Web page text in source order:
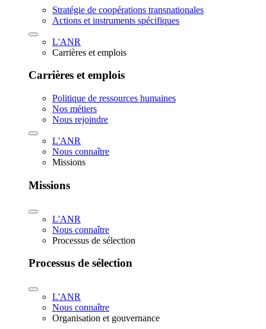
Stratégie de coopérations transnationales
Actions et instruments spécifiques
L'ANR
Carrières et emplois
Carrières et emplois
Politique de ressources humaines
Nos métiers
Nous rejoindre
L'ANR
Nous connaître
Missions
Missions
L'ANR
Nous connaître
Processus de sélection
Processus de sélection
L'ANR
Nous connaître
Organisation et gouvernance